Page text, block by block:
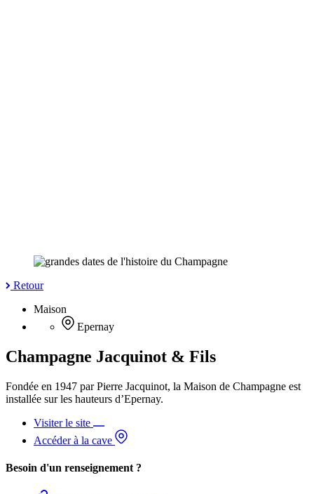
Retour
Maison
Epernay
Champagne Jacquinot & Fils
Fondée en 1947 par Pierre Jacquinot, la Maison de Champagne est
installée sur les hauteurs d’Epernay.
Visiter le site
Accéder à la cave
Besoin d'un renseignement ?